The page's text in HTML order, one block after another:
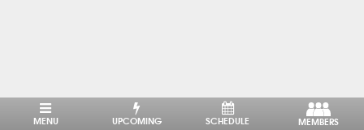
MENU UPCOMING SCHEDULE MEMBERS